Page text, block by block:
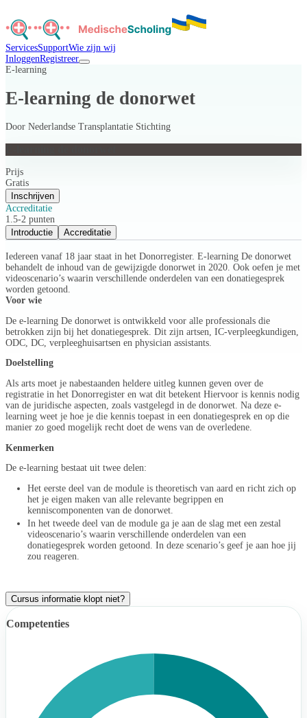
ServicesSupportWie zijn wij
InloggenRegistreer
E-learning
E-learning de donorwet
Door Nederlandse Transplantatie Stichting
Prijs
Gratis
Inschrijven
Accreditatie
1.5-2 punten
Introductie
Accreditatie
Iedereen vanaf 18 jaar staat in het Donorregister. E-learning De donorwet
behandelt de inhoud van de gewijzigde donorwet in 2020. Ook oefen je met
videoscenario’s waarin verschillende onderdelen van een donatiegesprek
worden getoond.
Voor wie
De e-learning De donorwet is ontwikkeld voor alle professionals die
betrokken zijn bij het donatiegesprek. Dit zijn artsen, IC-verpleegkundigen,
ODC, DC, verpleeghuisartsen en physician assistants.
Doelstelling
Als arts moet je nabestaanden heldere uitleg kunnen geven over de
registratie in het Donorregister en wat dit betekent Hiervoor is kennis nodig
van de juridische aspecten, zoals vastgelegd in de donorwet. Na deze e-
learning weet je hoe je die kennis toepast in een donatiegesprek en op die
manier zo goed mogelijk recht doet de wens van de overledene.
Kenmerken
De e-learning bestaat uit twee delen:
Het eerste deel van de module is theoretisch van aard en richt zich op
het je eigen maken van alle relevante begrippen en
kenniscomponenten van de donorwet.
In het tweede deel van de module ga je aan de slag met een zestal
videoscenario’s waarin verschillende onderdelen van een
donatiegesprek worden getoond. In deze scenario’s geef je aan hoe jij
zou reageren.
Cursus informatie klopt niet?
Competenties